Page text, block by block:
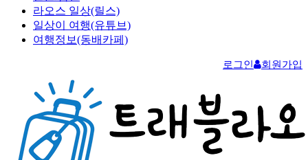
라오스 일상(릴스)
일상이 여행(유튜브)
여행정보(동배카페)
로그인 회원가입